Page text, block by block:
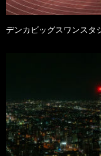
デンカビッグスワンスタ